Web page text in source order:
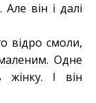
він і далі
відро смоли,
Одне
жінку. І він